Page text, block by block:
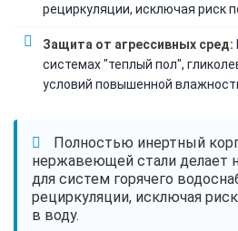
рециркуляции, исключая риск
Защита от агрессивных сред:
системах "теплый пол",
условий повышенной
Полностью инертный
нержавеющей стали делает
для систем горячего
рециркуляции, исключая
в воду.